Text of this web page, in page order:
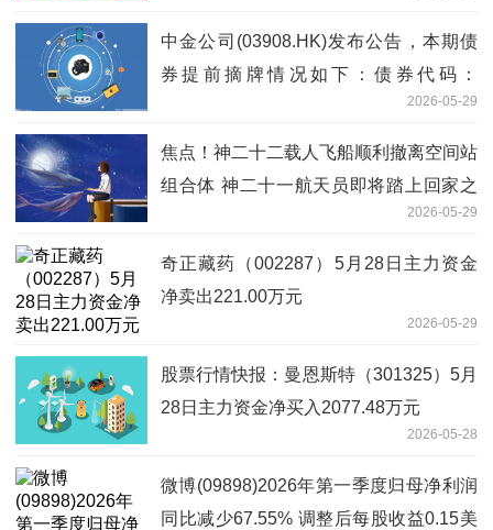
中金公司(03908.HK)发布公告，本期债
券提前摘牌情况如下：债券代码：
2026-05-29
焦点！神二十二载人飞船顺利撤离空间站
组合体 神二十一航天员即将踏上回家之
2026-05-29
奇正藏药（002287）5月28日主力资金
净卖出221.00万元
2026-05-29
股票行情快报：曼恩斯特（301325）5月
28日主力资金净买入2077.48万元
2026-05-28
微博(09898)2026年第一季度归母净利润
同比减少67.55% 调整后每股收益0.15美